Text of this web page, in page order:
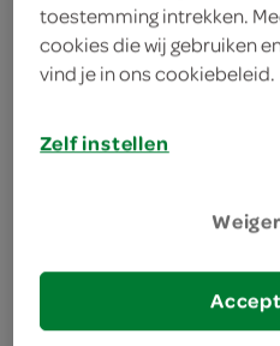
Heerlijk mild en romig
100% puur, geen
smaakstoffen toegevoegd
toestemming intrekken.
cookies die wij gebruiken
vind je in ons cookiebeleid.
Zelf instellen